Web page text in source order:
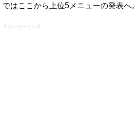
ではここから上位5メニューの発表へ。
スポンサーリンク